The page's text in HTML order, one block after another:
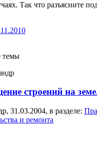
Так что разъясните
темы
строений на
, 31.03.2004, в разделе:
и ремонта